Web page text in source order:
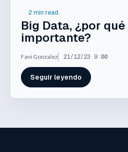
2 min read.
Big Data, ¿por
importante?
Fani Gonzalez 21/12/23 9:00
Seguir leyendo